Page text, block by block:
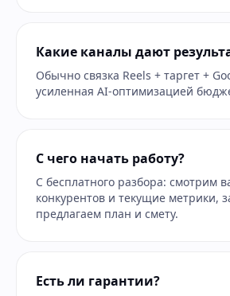
Какие каналы дают
Обычно связка Reels + таргет +
усиленная AI-оптимизацией
С чего начать работу?
С бесплатного разбора: смотрим
конкурентов и текущие метрики,
предлагаем план и смету.
Есть ли гарантии?